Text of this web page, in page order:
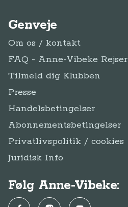
Genveje
Om os / kontakt
FAQ - Anne-Vibeke Rejser
Tilmeld dig Klubben
Presse
Handelsbetingelser
Abonnementsbetingelser
Privatlivspolitik / cookies
Juridisk Info
Følg Anne-Vibeke: